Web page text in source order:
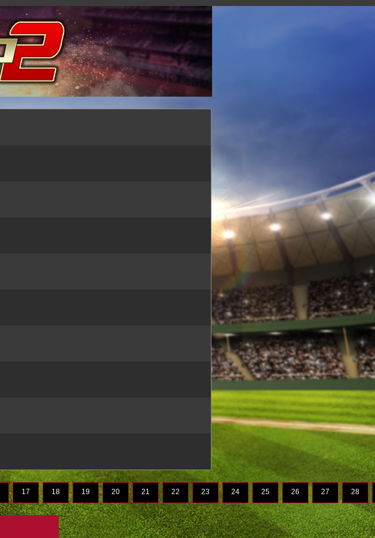
17 18 19 20 21 22 23 24 25 26 27 28